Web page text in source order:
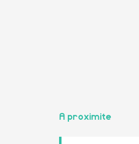
A proximite